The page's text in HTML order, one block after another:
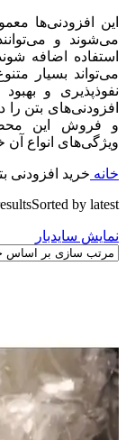
این افزودنی‌ها
می‌شوند و
استفاده اضافه
می‌تواند بسیار
نفوذپذیری و
افزودنی‌های بتن را
و فروش این
ویژگی‌های انواع آن
خانه خرید افزودنی
Sorted by latest
نمایش سایدبار